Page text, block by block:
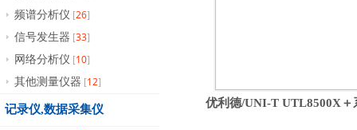
频谱分析仪 [26]
信号发生器 [33]
网络分析仪 [10]
其他测量仪器 [12]
记录仪,数据采集仪 优利德/UNI-T UTL8500X＋